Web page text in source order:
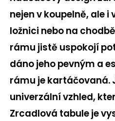
nejen v koupelně, ale
ložnici nebo na
rámu jistě uspokojí
dáno jeho pevným a
rámu je kartáčovaná.
univerzální vzhled,
Zrcadlová tabule je